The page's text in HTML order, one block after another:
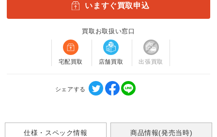
いますぐ買取申込
買取お取扱い窓口
宅配買取 店舗買取 出張買取
シェアする
仕様・スペック情報 商品情報(発売当時)